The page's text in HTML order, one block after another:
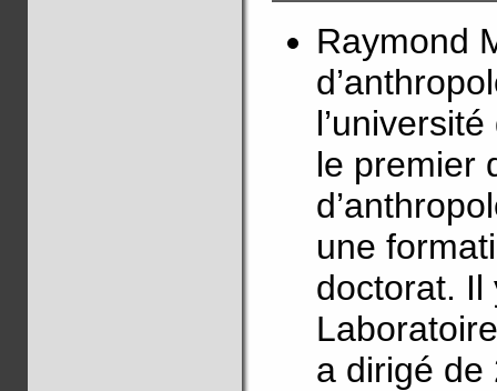
Raymond
le premier
une
doctorat. Il
a dirigé de